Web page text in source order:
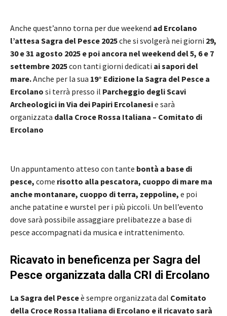
Anche quest’anno torna per due weekend ad Ercolano
l’attesa Sagra del Pesce 2025che si svolgerà nei giorni 29,
30 e 31 agosto 2025 e poi ancora nel weekend del 5, 6 e 7
settembre 2025con tanti giorni dedicati ai sapori del
mare.Anche per la sua 19° Edizione la Sagra del Pesce a
Ercolano si terrà presso il Parcheggio degli Scavi
Archeologici in Via dei Papiri Ercolanesie sarà
organizzata dalla Croce Rossa Italiana – Comitato di
Ercolano
Un appuntamento atteso con tante bontà a base di
pesce, come risotto alla pescatora, cuoppo di mare ma
anche montanare, cuoppo di terra, zeppoline, e poi
anche patatine e wurstel per i più piccoli. Un bell’evento
dove sarà possibile assaggiare prelibatezze a base di
pesce accompagnati da musica e intrattenimento.
Ricavato in beneficenza per Sagra del
Pesce organizzata dalla CRI di Ercolano
La Sagra del Pesceè sempre organizzata dal Comitato
della Croce Rossa Italiana di Ercolano e il ricavato sarà